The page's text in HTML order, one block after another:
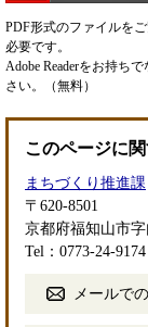
PDF形式のファイルを
必要です。
Adobe Readerをお持ち
さい。（無料）
このページに
まちづくり推進課
〒620-8501
京都府福知山市
Tel：0773-24-9174
メールで